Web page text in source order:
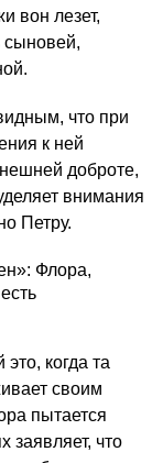
вон лезет,
сыновей,
что при
к ней
доброте,
внимания
Петру.
когда та
своим
пытается
заявляет, что